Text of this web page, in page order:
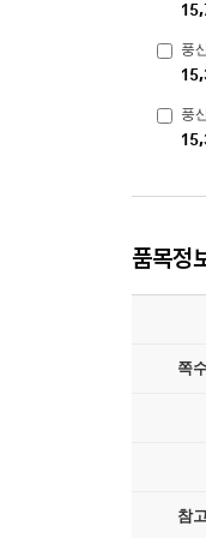
풍
풍
품목정
쪽
참